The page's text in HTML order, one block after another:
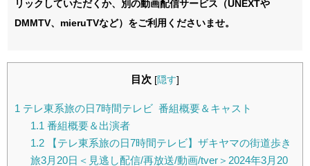
リックしていただくか、別の動画配信サービス（UNEXTや
DMMTV、mieruTVなど）をご利用くださいませ。
目次 [隠す]
1 テレ東系旅の日7時間テレビ 番組概要＆キャスト
1.1 番組概要＆出演者
1.2【テレ東系旅の日7時間テレビ】ザキヤマの街道歩き
旅3月20日＜見逃し配信/再放送/動画/tver＞2024年3月20